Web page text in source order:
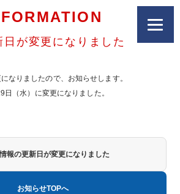
が変更になりました
なりましたので、お知らせします。
（水）に変更になりました。
報の更新日が変更になりました
お知らせTOPへ